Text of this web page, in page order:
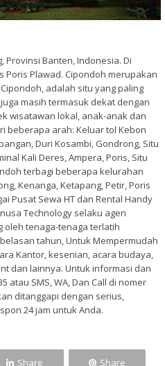
Provinsi Banten, Indonesia. Di
Plawad. Cipondoh merupakan
adalah situ yang paling
masih termasuk dekat dengan
wisatawan lokal, anak-anak dan
beberapa arah: Keluar tol Kebon
Duri Kosambi, Gondrong, Situ
Kali Deres, Ampera, Poris, Situ
terbagi beberapa kelurahan
Kenanga, Ketapang, Petir, Poris
Pusat Sewa HT dan Rental Handy
Technology selaku agen
oleh tenaga-tenaga terlatih
tahun, Untuk Mempermudah
Kantor, kesenian, acara budaya,
dan lainnya. Untuk informasi dan
atau SMS, WA, Dan Call di nomer
ditanggapi dengan serius,
24 jam untuk Anda.
Share Share